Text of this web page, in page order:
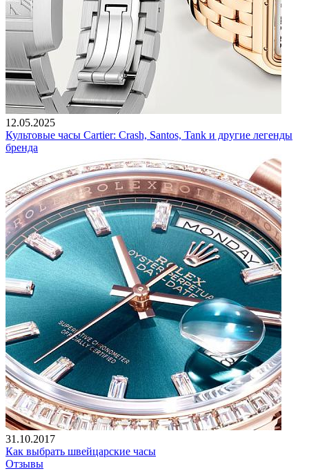
12.05.2025
Культовые часы Cartier: Crash, Santos, Tank и другие легенды
бренда
31.10.2017
Как выбрать швейцарские часы
Отзывы